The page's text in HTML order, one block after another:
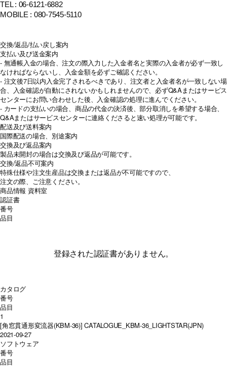
TEL : 06-6121-6882
MOBILE : 080-7545-5110
交換/返品/払い戻し案内
支払い及び送金案内
- 無通帳入金の場合、注文の際入力した入金者名と実際の入金者が必ず一致し
なければならないし、入金金額を必ずご確認ください。
- 注文後7日以内入金完了されるべきであり、注文者と入金者名が一致しない場
合、入金確認が自動にされないかもしれませんので、必ずQ&Aまたはサービス
センターにお問い合わせした後、入金確認の処理に進んでください。
- カードの支払いの場合、商品の代金の決済後、部分取消しを希望する場合、
Q&Aまたはサービスセンターに連絡くださると速い処理が可能です。
配送及び送料案内
国際配送の場合、別途案内
交換及び返品案内
製品未開封の場合は交換及び返品が可能です。
交換/返品不可案内
特殊仕様や注文生産品は交換または返品が不可能ですので、
注文の際、ご注意ください。
商品情報 資料室
認証書
番号
品目
登録された認証書がありません。
カタログ
番号
品目
1
[角窓貫通形変流器(KBM-36)] CATALOGUE_KBM-36_LIGHTSTAR(JPN)
2021-09-27
ソフトウェア
番号
品目